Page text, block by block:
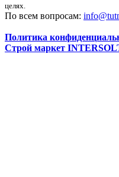
целях.
По всем вопросам:
Политика
Строй маркет